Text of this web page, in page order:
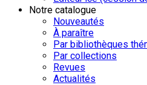
Notre catalogue
Nouveautés
À paraître
Par bibliothèques
Par collections
Revues
Actualités